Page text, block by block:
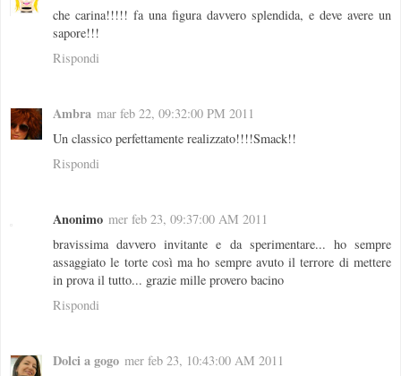
che carina!!!!! fa una figura davvero splendida, e deve avere un
sapore!!!
Rispondi
Ambra mar feb 22, 09:32:00 PM 2011
Un classico perfettamente realizzato!!!!Smack!!
Rispondi
Anonimo mer feb 23, 09:37:00 AM 2011
bravissima davvero invitante e da sperimentare... ho sempre
assaggiato le torte così ma ho sempre avuto il terrore di mettere
in prova il tutto... grazie mille provero bacino
Rispondi
Dolci a gogo mer feb 23, 10:43:00 AM 2011